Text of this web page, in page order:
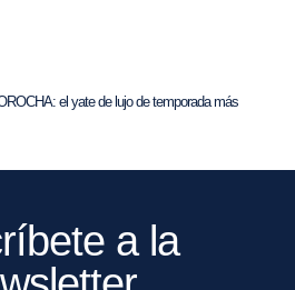
el yate de lujo de temporada más
a la